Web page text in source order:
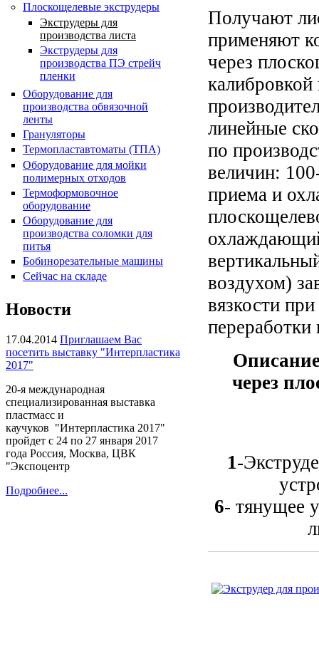
Пакетоделательная машина
BJAF+S 40*2M
Пакетоделательная машина
HPR-34CL
45, KMH-55
Плоскощелевые экструдеры
Экструдеры для
производства листа
Экструдеры для
производства ПЭ стрейч
пленки
Оборудование для
производства обвязочной
ленты
Грануляторы
Термопластавтоматы (ТПА)
Оборудование для мойки
полимерных отходов
Термоформовочное
оборудование
Оборудование для
производства соломки для
питья
Бобинорезательные машины
Сейчас на складе
Новости
17.04.2014 Приглашаем Вас
посетить выставку "Интерпластика
2017"
20-я международная
специализированная выставка
пластмасс и
каучуков "Интерпластика 2017"
пройдет с 24 по 27 января 2017
года Россия, Москва, ЦВК
"Экспоцентр
Подробнее...
Получают
применяют
через
калибровкой
линейные
по
величин:
приема и
воздухом)
вязкости
переработки
через
1-
6- тянущее